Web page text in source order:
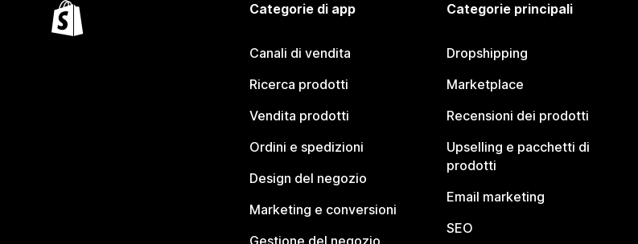
Categorie di app
Canali di vendita
Ricerca prodotti
Vendita prodotti
Ordini e spedizioni
Design del negozio
Marketing e conversioni
Categorie principali
Dropshipping
Marketplace
Recensioni dei prodotti
Upselling e pacchetti di
prodotti
Email marketing
SEO